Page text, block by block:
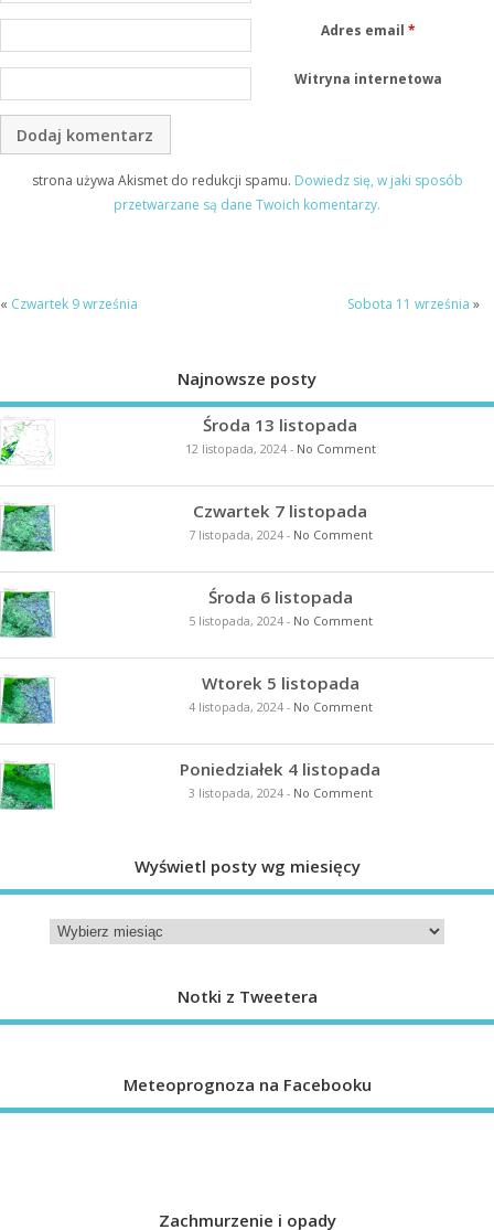
Adres email *
Witryna internetowa
strona używa Akismet do redukcji spamu. Dowiedz się, w jaki sposób
przetwarzane są dane Twoich komentarzy.
« Czwartek 9 września Sobota 11 września »
Najnowsze posty
Środa 13 listopada
12 listopada, 2024- No Comment
Czwartek 7 listopada
7 listopada, 2024- No Comment
Środa 6 listopada
5 listopada, 2024- No Comment
Wtorek 5 listopada
4 listopada, 2024- No Comment
Poniedziałek 4 listopada
3 listopada, 2024- No Comment
Wyświetl posty wg miesięcy
Notki z Tweetera
Meteoprognoza na Facebooku
Zachmurzenie i opady